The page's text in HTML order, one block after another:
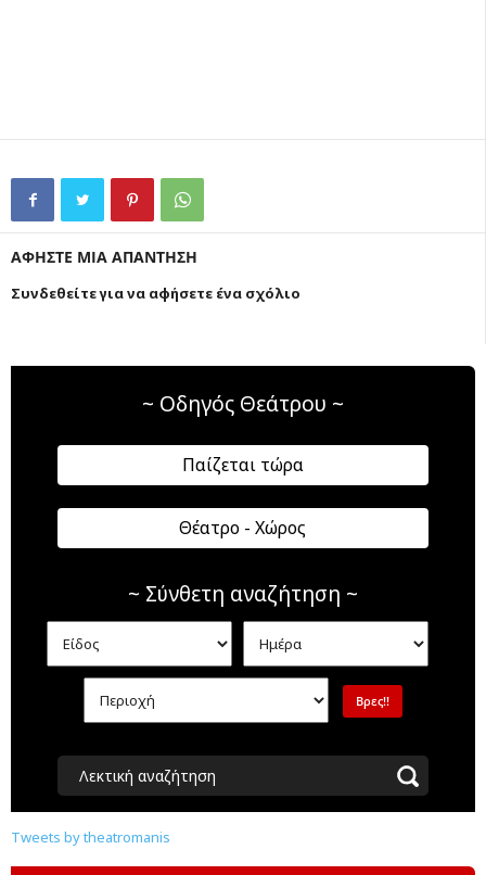
ΑΦΗΣΤΕ ΜΙΑ ΑΠΑΝΤΗΣΗ
Συνδεθείτε για να αφήσετε ένα σχόλιο
~ Οδηγός Θεάτρου ~
Παίζεται τώρα
Θέατρο - Χώρος
~ Σύνθετη αναζήτηση ~
Λεκτική αναζήτηση
Tweets by theatromanis